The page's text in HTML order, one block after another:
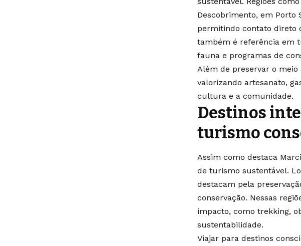
Descobrimento, em
permitindo contato direto
também é referência em
fauna e programas de
Além de preservar o
valorizando artesanato,
cultura e a comunidade.
Destinos
turismo
Assim como destaca
de turismo sustentável.
destacam pela
conservação. Nessas
impacto, como trekking,
sustentabilidade.
Viajar para destinos